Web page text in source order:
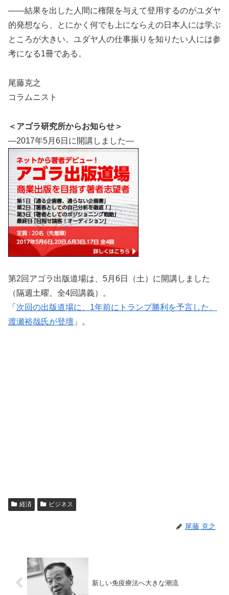
――結果を出した人間に権限を与えて登用するのがユダヤ
的発想なら、とにかく何でも上にならえの日本人には学ぶ
ところが大きい。ユダヤ人の仕事振りを知りたい人には参
考になる1冊である。
尾藤克之
コラムニスト
＜アゴラ研究所からお知らせ＞
―2017年5月6日に開講しました―
第2回アゴラ出版道場は、5月6日（土）に開講しました
（隔週土曜、全4回講義）。
「 次回の出版道場に、1年前にトランプ勝利を予言した、
渡瀬裕哉氏が登壇 」。
経済 ビジネス
尾藤 克之
新しい免疫療法へ大きな潮流